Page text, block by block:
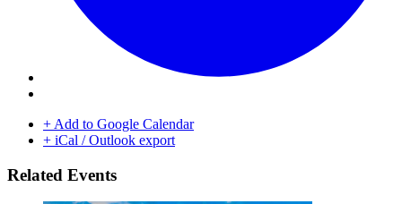
+ Add to Google Calendar
+ iCal / Outlook export
Related Events